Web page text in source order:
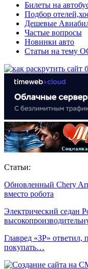
Билеты на
Подбор
Дешевые
Частые вопросы
Новинки авто
Статьи на тему
Статьи:
Обновленный Chery
вместо робота
Электрический седан
Главред «ЗР» ответил,
покупать…